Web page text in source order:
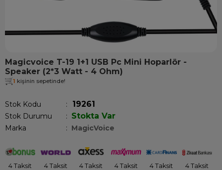
Magicvoice T-19 1+1 USB Pc Mini Hoparlör -
Speaker (2*3 Watt - 4 Ohm)
1 kişinin sepetinde!
Stok Kodu 19261
Stok Durumu : Stokta Var
Marka : MagicVoice
4 Taksit 4 Taksit 4 Taksit 4 Taksit 4 Taksit 4 Taksit